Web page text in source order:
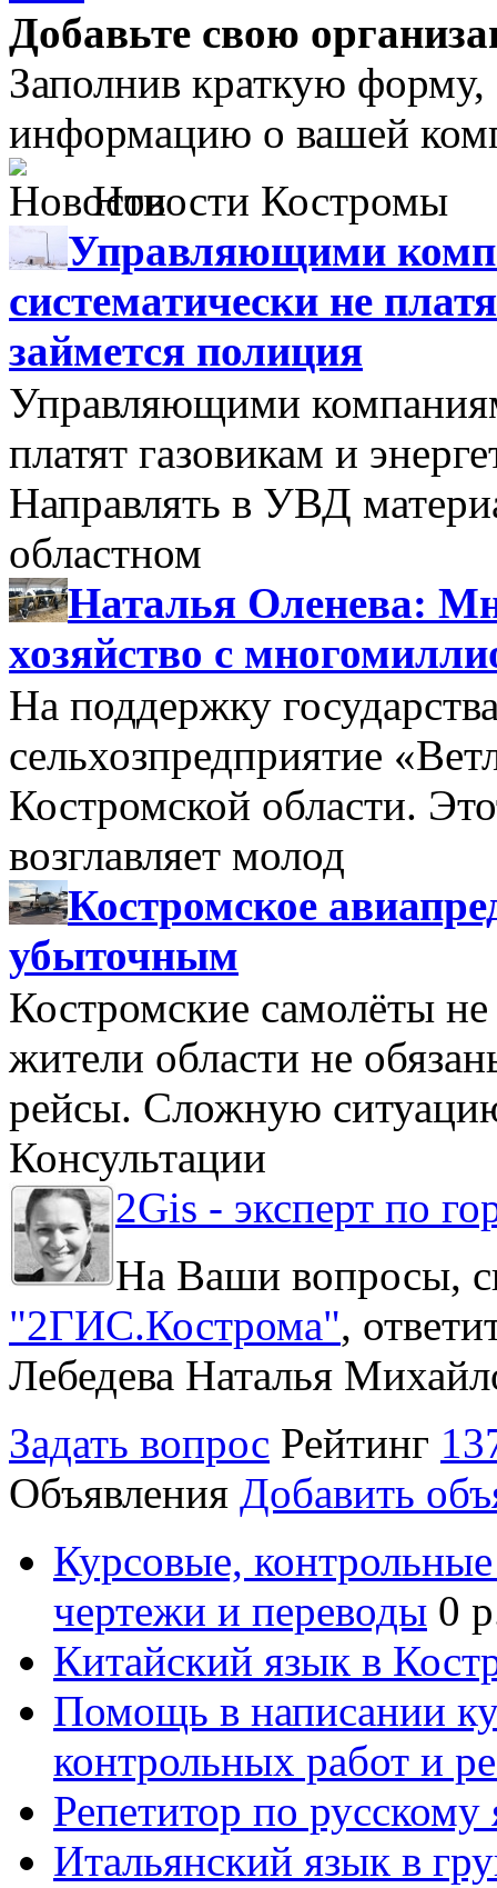
Добавьте свою
Заполнив краткую
информацию о вашей
Новости Костромы
Управляющими
систематически не
займется полиция
Управляющими
платят газовикам и
Направлять в УВД
областном
Наталья Оленева:
хозяйство с
На поддержку
сельхозпредприятие
Костромской области.
возглавляет молод
Костромское
убыточным
Костромские самолёты
жители области не
рейсы. Сложную
Консультации
2Gis - эксперт по
На Ваши вопросы,
"2ГИС.Кострома",
Лебедева Наталья
Задать вопрос Рейтинг
Объявления Добавить
Курсовые,
чертежи и переводы 0
Китайский язык в
Помощь в написании
контрольных работ и
Репетитор по русскому
Итальянский язык в